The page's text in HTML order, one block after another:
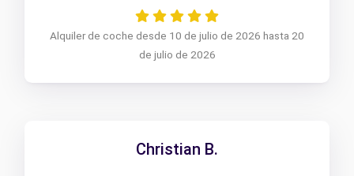
Alquiler de coche desde 10 de julio de 2026 hasta 20
de julio de 2026
Christian B.